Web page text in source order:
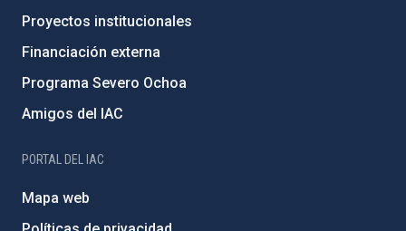
Proyectos institucionales
Financiación externa
Programa Severo Ochoa
Amigos del IAC
PORTAL DEL IAC
Mapa web